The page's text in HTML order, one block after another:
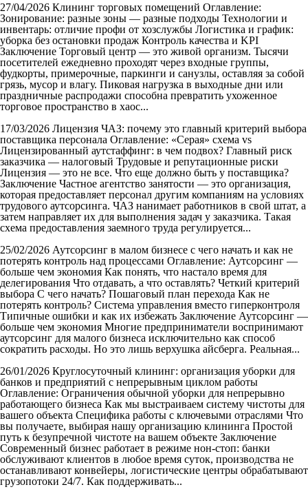
27/04/2026 Клининг торговых помещений Оглавление:
Зонирование: разные зоны — разные подходы Технологии и
инвентарь: отличие профи от хозслужбы Логистика и график:
уборка без остановки продаж Контроль качества и KPI
Заключение Торговый центр — это живой организм. Тысячи
посетителей ежедневно проходят через входные группы,
фудкорты, примерочные, паркинги и санузлы, оставляя за собой
грязь, мусор и влагу. Пиковая нагрузка в выходные дни или
праздничные распродажи способна превратить ухоженное
торговое пространство в хаос...
17/03/2026 Лицензия ЧАЗ: почему это главный критерий выбора
поставщика персонала Оглавление: «Серая» схема vs
Лицензированный аутстаффинг: в чем подвох? Главный риск
заказчика — налоговый Трудовые и репутационные риски
Лицензия — это не все. Что еще должно быть у поставщика?
Заключение Частное агентство занятости — это организация,
которая предоставляет персонал другим компаниям на условиях
трудового аутсорсинга. ЧАЗ нанимает работников в свой штат, а
затем направляет их для выполнения задач у заказчика. Такая
схема предоставления заемного труда регулируется...
25/02/2026 Аутсорсинг в малом бизнесе с чего начать и как не
потерять контроль над процессами Оглавление: Аутсорсинг —
больше чем экономия Как понять, что настало время для
делегирования Что отдавать, а что оставлять? Четкий критерий
выбора С чего начать? Пошаговый план перехода Как не
потерять контроль? Система управления вместо гиперконтроля
Типичные ошибки и как их избежать Заключение Аутсорсинг —
больше чем экономия Многие предприниматели воспринимают
аутсорсинг для малого бизнеса исключительно как способ
сократить расходы. Но это лишь верхушка айсберга. Реальная...
26/01/2026 Круглосуточный клининг: организация уборки для
банков и предприятий с непрерывным циклом работы
Оглавление: Ограничения обычной уборки для непрерывно
работающего бизнеса Как мы выстраиваем систему чистоты для
вашего объекта Специфика работы с ключевыми отраслями Что
вы получаете, выбирая нашу организацию клининга Простой
путь к безупречной чистоте на вашем объекте Заключение
Современный бизнес работает в режиме нон-стоп: банки
обслуживают клиентов в любое время суток, производства не
останавливают конвейеры, логистические центры обрабатывают
грузопотоки 24/7. Как поддерживать...